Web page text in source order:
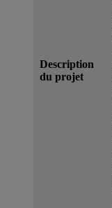
Description
du projet